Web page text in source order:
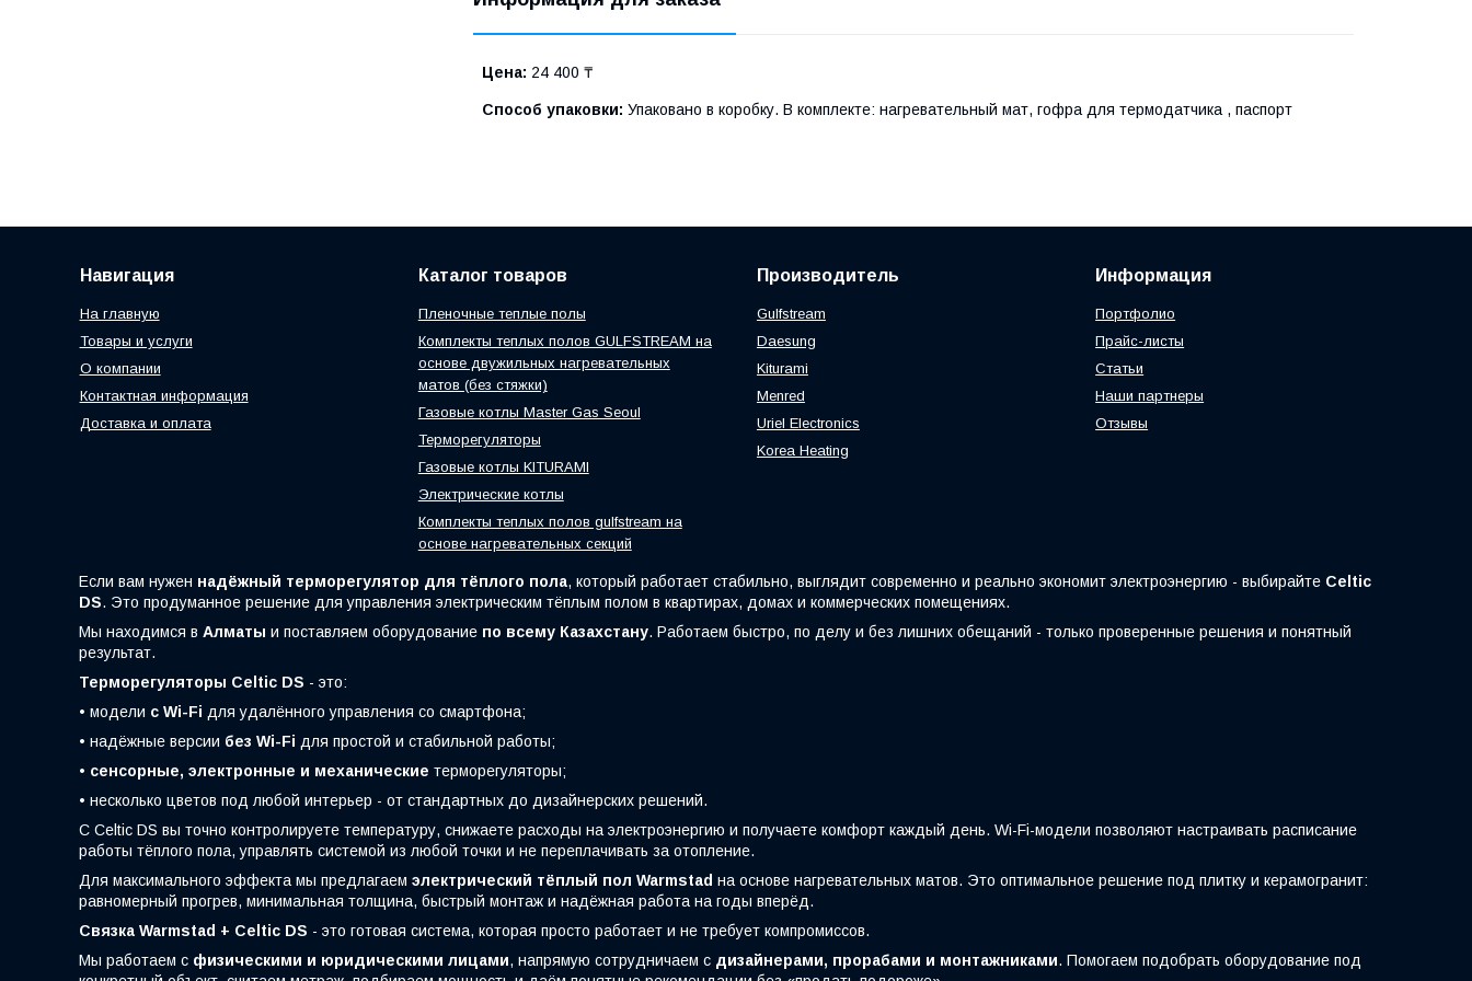
Цена: 24 400 ₸
Способ упаковки: Упаковано в коробку. В комплекте: нагревательный мат, гофра для термодатчика , паспорт
Навигация
На главную
Товары и услуги
О компании
Контактная информация
Доставка и оплата
Каталог товаров
Пленочные теплые полы
Комплекты теплых полов GULFSTREAM на
основе двужильных нагревательных
матов (без стяжки)
Газовые котлы Master Gas Seoul
Терморегуляторы
Газовые котлы KITURAMI
Электрические котлы
Комплекты теплых полов gulfstream на
основе нагревательных секций
Производитель
Gulfstream
Daesung
Kiturami
Menred
Uriel Electronics
Korea Heating
Информация
Портфолио
Прайс-листы
Статьи
Наши партнеры
Отзывы
Если вам нужен надёжный терморегулятор для тёплого пола, который работает стабильно, выглядит современно и реально экономит электроэнергию - выбирайте Celtic
DS. Это продуманное решение для управления электрическим тёплым полом в квартирах, домах и коммерческих помещениях.
Мы находимся в Алматы и поставляем оборудование по всему Казахстану. Работаем быстро, по делу и без лишних обещаний - только проверенные решения и понятный
результат.
Терморегуляторы Celtic DS - это:
• модели с Wi-Fi для удалённого управления со смартфона;
• надёжные версии без Wi-Fi для простой и стабильной работы;
• сенсорные, электронные и механические терморегуляторы;
• несколько цветов под любой интерьер - от стандартных до дизайнерских решений.
С Celtic DS вы точно контролируете температуру, снижаете расходы на электроэнергию и получаете комфорт каждый день. Wi-Fi-модели позволяют настраивать расписание
работы тёплого пола, управлять системой из любой точки и не переплачивать за отопление.
Для максимального эффекта мы предлагаем электрический тёплый пол Warmstad на основе нагревательных матов. Это оптимальное решение под плитку и керамогранит:
равномерный прогрев, минимальная толщина, быстрый монтаж и надёжная работа на годы вперёд.
Связка Warmstad + Celtic DS - это готовая система, которая просто работает и не требует компромиссов.
Мы работаем с физическими и юридическими лицами, напрямую сотрудничаем с дизайнерами, прорабами и монтажниками. Помогаем подобрать оборудование под